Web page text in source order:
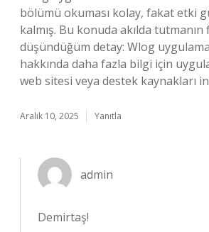
bölümü okuması kolay, fakat etki
kalmış. Bu konuda akılda tutmanın
düşündüğüm detay: Wlog
hakkında daha fazla bilgi için
web sitesi veya destek kaynakları
Aralık 10, 2025 Yanıtla
admin
Demirtaş!